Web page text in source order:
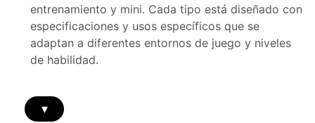
entrenamiento y mini. Cada tipo está diseñado con
especificaciones y usos específicos que se
adaptan a diferentes entornos de juego y niveles
de habilidad.
▾